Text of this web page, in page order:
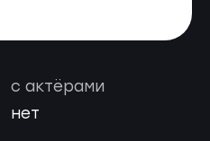
с актёрами
нет